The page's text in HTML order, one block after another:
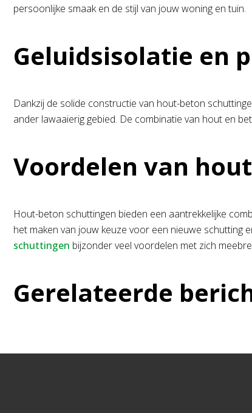
persoonlijke smaak en de stijl van jouw woning en tuin.
Geluidsisolatie en
Dankzij de solide constructie van hout-beton
ander lawaaierig gebied. De combinatie van hout en
Voordelen van
Hout-beton schuttingen bieden een aantrekkelijke
het maken van jouw keuze voor een nieuwe schutting
schuttingen bijzonder veel voordelen met zich
Gerelateerde